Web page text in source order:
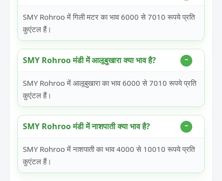
SMY Rohroo में गिली मटर का भाव 6000 से 7010 रूपये प्रति
कुएंटल हैं।
SMY Rohroo मंडी में आलूबुखारा क्या भाव है?
SMY Rohroo में आलूबुखारा का भाव 6000 से 7010 रूपये प्रति
कुएंटल हैं।
SMY Rohroo मंडी में नाशपाती क्या भाव है?
SMY Rohroo में नाशपाती का भाव 4000 से 10010 रूपये प्रति
कुएंटल हैं।